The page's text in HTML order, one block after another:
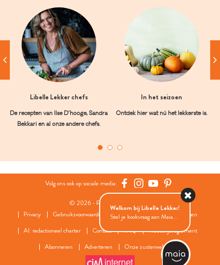
Libelle Lekker chefs
De recepten van Ilse D’hooge, Sandra
Bekkari en al onze andere chefs.
In het seizoen
Ontdek hier wat nú het lekkerste is.
Volg ons ook op sociale media:
© 2026 - Roularta Media Group
Privacy
Gebruiksvoorwaarden Cookies
Cookies instellingen
AI: redactioneel charter
Contact FAQ
Wedstrijdreglement
Abonneren
Adverteren Onze zusterwebsites
Welkom bij Libelle Lekker!
Stel je kookvraag aan Maia...